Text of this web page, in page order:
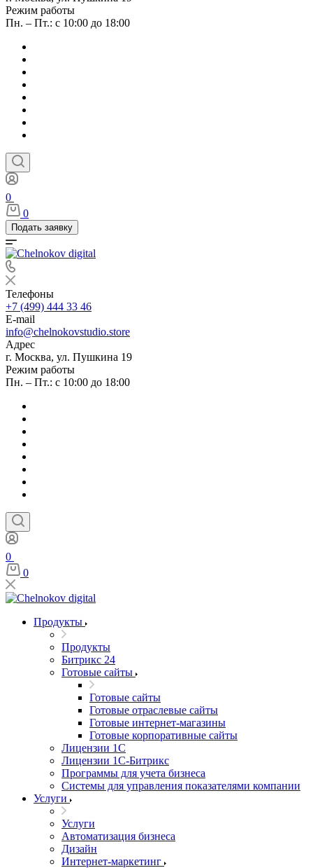
Режим работы
Пн. – Пт.: с 10:00 до 18:00
0
0
Подать заявку
Телефоны
+7 (499) 444 33 46
E-mail
info@chelnokovstudio.store
Адрес
г. Москва, ул. Пушкина 19
Режим работы
Пн. – Пт.: с 10:00 до 18:00
0
0
Продукты
Продукты
Битрикс 24
Готовые сайты
Готовые сайты
Готовые отраслевые сайты
Готовые интернет-магазины
Готовые корпоративные сайты
Лицензии 1С
Лицензии 1С-Битрикс
Программы для учета бизнеса
Системы для управления показателями компании
Услуги
Услуги
Автоматизация бизнеса
Дизайн
Интернет-маркетинг